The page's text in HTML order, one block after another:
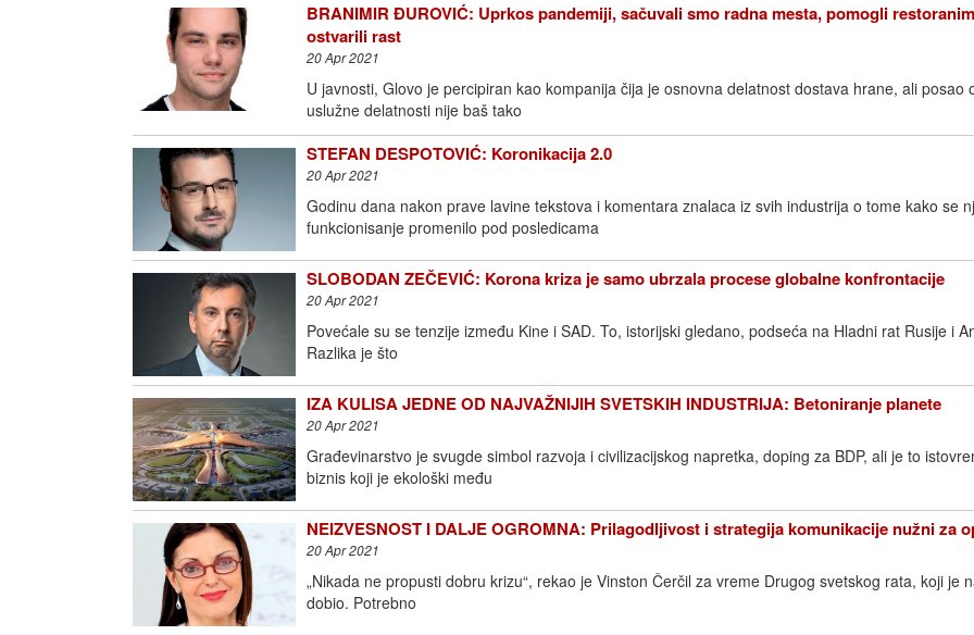
BRANIMIR ĐUROVIĆ: Uprkos pandemiji, sačuvali smo radna mesta, pomogli
ostvarili rast
20 Apr 2021
U javnosti, Glovo je percipiran kao kompanija čija je osnovna delatnost dostava hrane, ali posao
uslužne delatnosti nije baš tako
STEFAN DESPOTOVIĆ: Koronikacija 2.0
20 Apr 2021
Godinu dana nakon prave lavine tekstova i komentara znalaca iz svih industrija o tome kako se
funkcionisanje promenilo pod posledicama
SLOBODAN ZEČEVIĆ: Korona kriza je samo ubrzala procese globalne konfrontacije
20 Apr 2021
Povećale su se tenzije između Kine i SAD. To, istorijski gledano, podseća na Hladni rat Rusije i
Razlika je što
IZA KULISA JEDNE OD NAJVAŽNIJIH SVETSKIH INDUSTRIJA: Betoniranje planete
20 Apr 2021
Građevinarstvo je svugde simbol razvoja i civilizacijskog napretka, doping za BDP, ali je to
biznis koji je ekološki među
NEIZVESNOST I DALJE OGROMNA: Prilagodljivost i strategija komunikacije nužni za
20 Apr 2021
„Nikada ne propusti dobru krizu“, rekao je Vinston Čerčil za vreme Drugog svetskog rata, koji je
dobio. Potrebno